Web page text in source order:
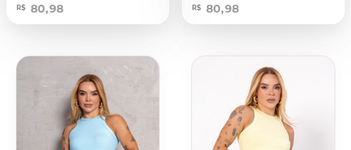
R$ 80,98 R$ 80,98